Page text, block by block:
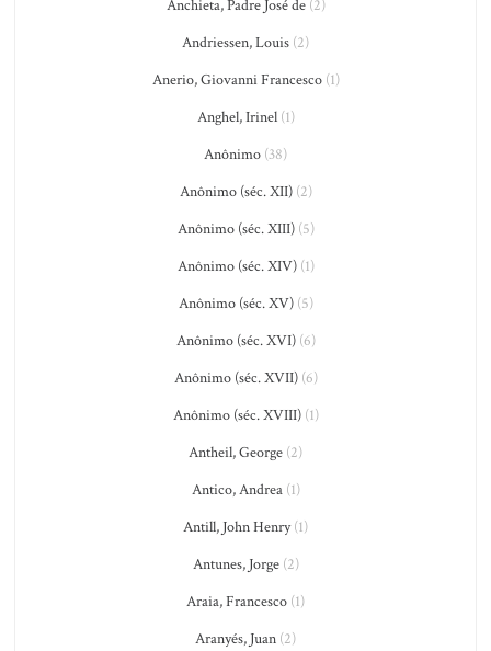
Anchieta, Padre José de(2)
Andriessen, Louis (2)
Anerio, Giovanni Francesco(1)
Anghel, Irinel(1)
Anônimo (38)
Anônimo (séc. XII)(2)
Anônimo (séc. XIII)(5)
Anônimo (séc. XIV)(1)
Anônimo (séc. XV)(5)
Anônimo (séc. XVI)(6)
Anônimo (séc. XVII)(6)
Anônimo (séc. XVIII)(1)
Antheil, George (2)
Antico, Andrea(1)
Antill, John Henry(1)
Antunes, Jorge(2)
Araia, Francesco (1)
Aranyés, Juan (2)